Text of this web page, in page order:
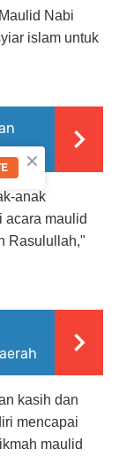
Nabi
islam untuk
anak
acara maulid
Rasulullah,"
kasih dan
mencapai
maulid
×